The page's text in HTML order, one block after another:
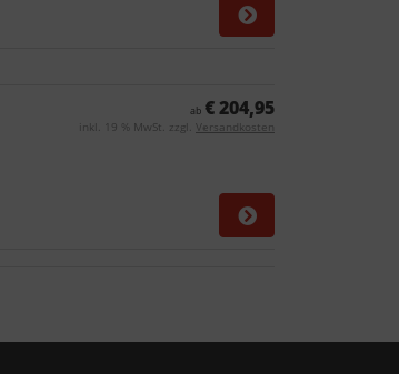
ab € 204,95
inkl. 19 % MwSt. zzgl. Versandkosten